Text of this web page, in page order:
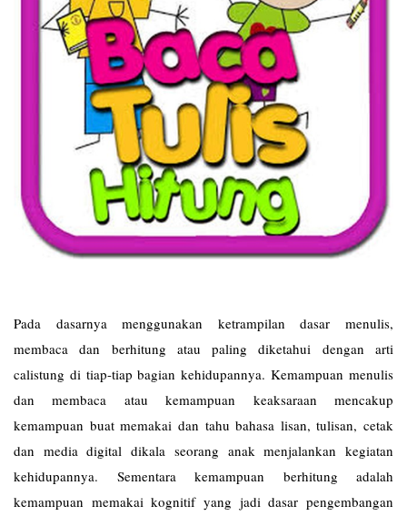
Pada dasarnya menggunakan ketrampilan dasar menulis,
membaca dan berhitung atau paling diketahui dengan arti
calistung di tiap-tiap bagian kehidupannya. Kemampuan menulis
dan membaca atau kemampuan keaksaraan mencakup
kemampuan buat memakai dan tahu bahasa lisan, tulisan, cetak
dan media digital dikala seorang anak menjalankan kegiatan
kehidupannya. Sementara kemampuan berhitung adalah
kemampuan memakai kognitif yang jadi dasar pengembangan